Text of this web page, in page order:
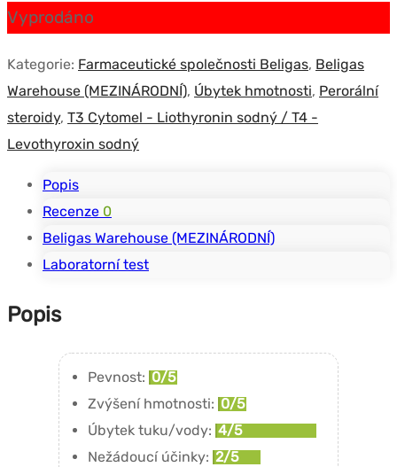
Vyprodáno
Kategorie: Farmaceutické společnosti Beligas, Beligas
Warehouse (MEZINÁRODNÍ), Úbytek hmotnosti, Perorální
steroidy, T3 Cytomel - Liothyronin sodný / T4 -
Levothyroxin sodný
Popis
Recenze 0
Beligas Warehouse (MEZINÁRODNÍ)
Laboratorní test
Popis
Pevnost: 0/5
Zvýšení hmotnosti: 0/5
Úbytek tuku/vody: 4/5
Nežádoucí účinky: 2/5